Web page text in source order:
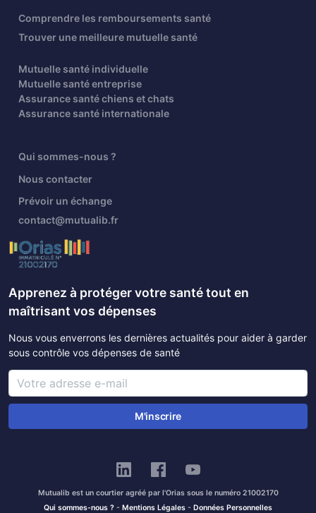
Comprendre les remboursements santé
Trouver une meilleure mutuelle santé
Mutuelle santé individuelle
Mutuelle santé entreprise
Assurance santé chiens et chats
Assurance santé internationale
Qui sommes-nous ?
Nous contacter
Prévoir un échange
contact@mutualib.fr
Apprenez à protéger votre santé tout en
maîtrisant vos dépenses
Nous vous enverrons les dernières actualités pour aider à garder
sous contrôle vos dépenses de santé
M'inscrire
Mutualib est un courtier agréé par l'Orias sous le numéro 21002170
Qui sommes-nous ? - Mentions Légales - Données Personnelles